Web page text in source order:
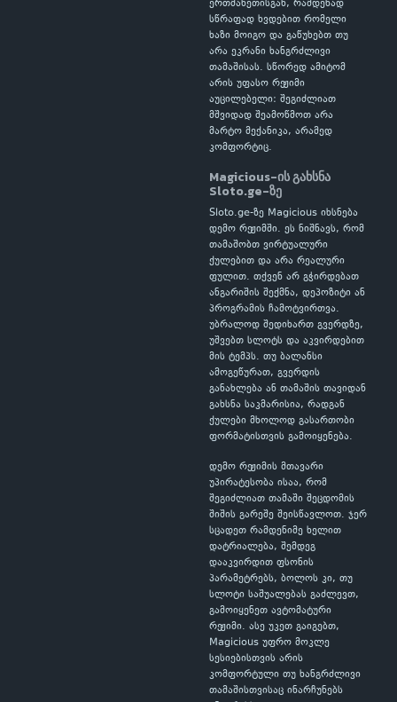
ერთმანეთისგან, რამდენად
სწრაფად ხვდებით რომელი
ხაზი მოიგო და გაწუხებთ თუ
არა ეკრანი ხანგრძლივი
თამაშისას. სწორედ ამიტომ
არის უფასო რეჟიმი
აუცილებელი: შეგიძლიათ
მშვიდად შეამოწმოთ არა
მარტო მექანიკა, არამედ
კომფორტიც.
Magicious-ის გახსნა
Sloto.ge-ზე
Sloto.ge-ზე Magicious იხსნება
დემო რეჟიმში. ეს ნიშნავს, რომ
თამაშობთ ვირტუალური
ქულებით და არა რეალური
ფულით. თქვენ არ გჭირდებათ
ანგარიშის შექმნა, დეპოზიტი ან
პროგრამის ჩამოტვირთვა.
უბრალოდ შედიხართ გვერდზე,
უშვებთ სლოტს და აკვირდებით
მის ტემპს. თუ ბალანსი
ამოგეწურათ, გვერდის
განახლება ან თამაშის თავიდან
გახსნა საკმარისია, რადგან
ქულები მხოლოდ გასართობი
ფორმატისთვის გამოიყენება.
დემო რეჟიმის მთავარი
უპირატესობა ისაა, რომ
შეგიძლიათ თამაში შეცდომის
შიშის გარეშე შეისწავლოთ. ჯერ
სცადეთ რამდენიმე ხელით
დატრიალება, შემდეგ
დააკვირდით ფსონის
პარამეტრებს, ბოლოს კი, თუ
სლოტი საშუალებას გაძლევთ,
გამოიყენეთ ავტომატური
რეჟიმი. ასე უკეთ გაიგებთ,
Magicious უფრო მოკლე
სესიებისთვის არის
კომფორტული თუ ხანგრძლივი
თამაშისთვისაც ინარჩუნებს